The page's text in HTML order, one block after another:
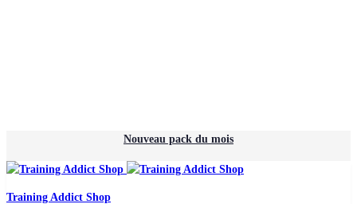
Nouveau pack du mois
Training Addict Shop